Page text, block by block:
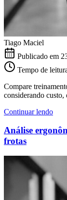
Tiago Maciel
Publicado em
Tempo de
Compare
considerando
Continuar lendo
Análise
frotas